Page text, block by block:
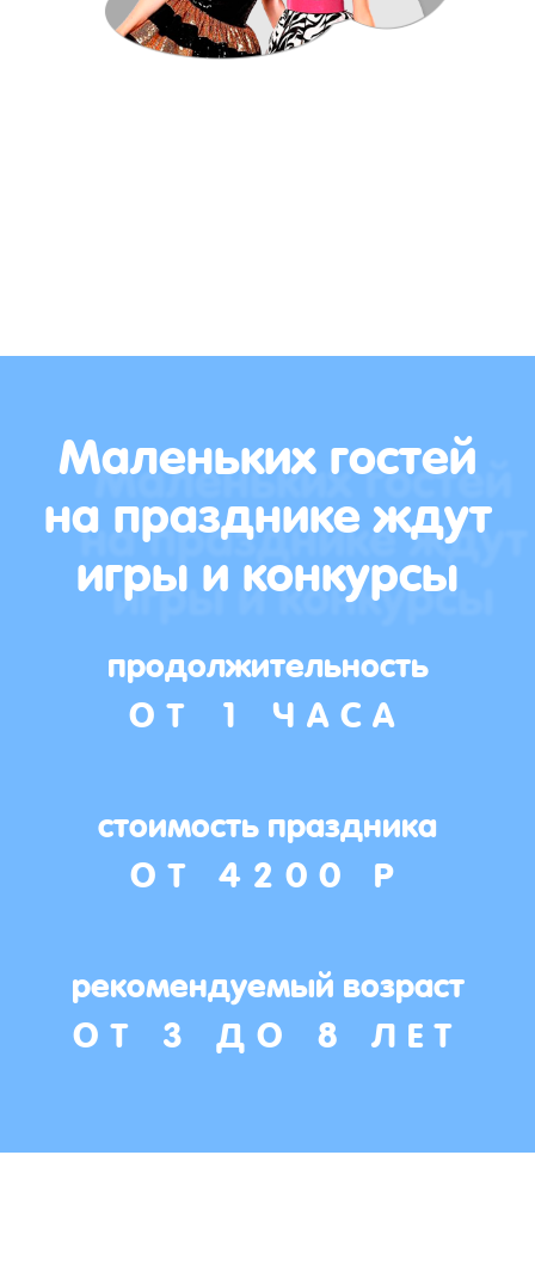
Маленьких гостей
на празднике ждут
игры и конкурсы
продолжительность
ОТ 1 ЧАСА
стоимость праздника
ОТ 4200 Р
рекомендуемый возраст
ОТ 3 ДО 8 ЛЕТ